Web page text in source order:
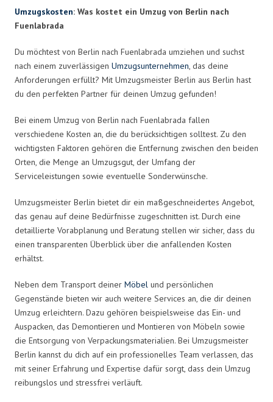
Umzugskosten: Was kostet ein Umzug von Berlin nach
Fuenlabrada
Du möchtest von Berlin nach Fuenlabrada umziehen und suchst
nach einem zuverlässigen Umzugsunternehmen, das deine
Anforderungen erfüllt? Mit Umzugsmeister Berlin aus Berlin hast
du den perfekten Partner für deinen Umzug gefunden!
Bei einem Umzug von Berlin nach Fuenlabrada fallen
verschiedene Kosten an, die du berücksichtigen solltest. Zu den
wichtigsten Faktoren gehören die Entfernung zwischen den beiden
Orten, die Menge an Umzugsgut, der Umfang der
Serviceleistungen sowie eventuelle Sonderwünsche.
Umzugsmeister Berlin bietet dir ein maßgeschneidertes Angebot,
das genau auf deine Bedürfnisse zugeschnitten ist. Durch eine
detaillierte Vorabplanung und Beratung stellen wir sicher, dass du
einen transparenten Überblick über die anfallenden Kosten
erhältst.
Neben dem Transport deiner Möbel und persönlichen
Gegenstände bieten wir auch weitere Services an, die dir deinen
Umzug erleichtern. Dazu gehören beispielsweise das Ein- und
Auspacken, das Demontieren und Montieren von Möbeln sowie
die Entsorgung von Verpackungsmaterialien. Bei Umzugsmeister
Berlin kannst du dich auf ein professionelles Team verlassen, das
mit seiner Erfahrung und Expertise dafür sorgt, dass dein Umzug
reibungslos und stressfrei verläuft.